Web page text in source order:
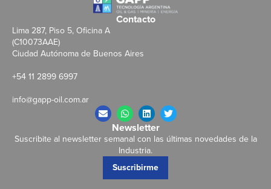
Contacto
Lima 287, Piso 5, Oficina A
(C10073AAE)
Ciudad Autónoma de Buenos Aires
+54 11 2899 6997
info@gapp-oil.com.ar
Newsletter
Suscribite al newsletter semanal con las últimas novedades de la
Industria.
Suscribirme